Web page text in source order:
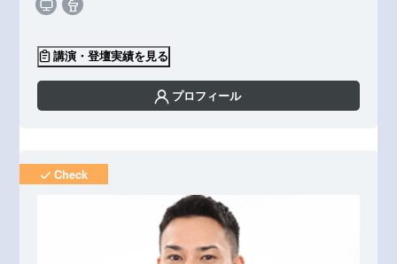
講演・登壇実績を見る
プロフィール
Check